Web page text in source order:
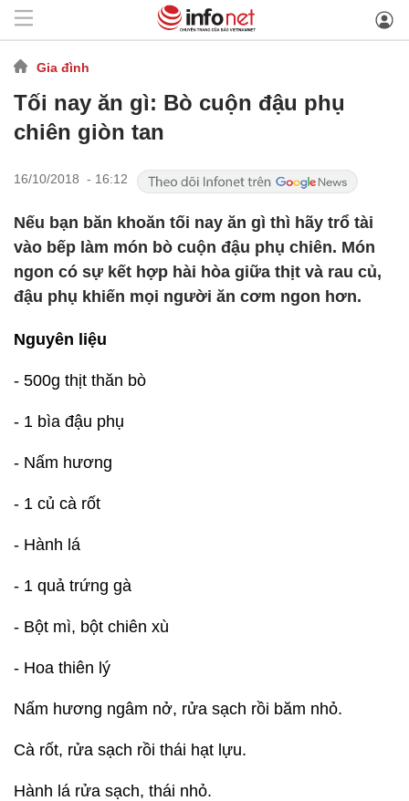
Gia đình
Tối nay ăn gì: Bò cuộn đậu phụ
chiên giòn tan
16/10/2018 - 16:12
Nếu bạn băn khoăn tối nay ăn gì thì hãy trổ tài
vào bếp làm món bò cuộn đậu phụ chiên. Món
ngon có sự kết hợp hài hòa giữa thịt và rau củ,
đậu phụ khiến mọi người ăn cơm ngon hơn.
Nguyên liệu
- 500g thịt thăn bò
- 1 bìa đậu phụ
- Nấm hương
- 1 củ cà rốt
- Hành lá
- 1 quả trứng gà
- Bột mì, bột chiên xù
- Hoa thiên lý
Nấm hương ngâm nở, rửa sạch rồi băm nhỏ.
Cà rốt, rửa sạch rồi thái hạt lựu.
Hành lá rửa sạch, thái nhỏ.